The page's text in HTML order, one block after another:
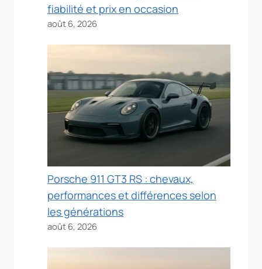
fiabilité et prix en occasion
août 6, 2026
Porsche 911 GT3 RS : chevaux,
performances et différences selon
les générations
août 6, 2026